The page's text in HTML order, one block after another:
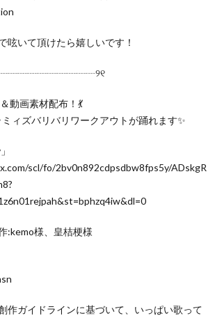
呟いて頂けたら嬉しいです！
動画素材配布！💃
ィズバリバリワークアウトが踊れます✨
scl/fo/2bv0n892cdpsdbw8fps5y/ADskgR
:kemo様、皇桔梗様
作ガイドラインに基づいて、いっぱい歌って